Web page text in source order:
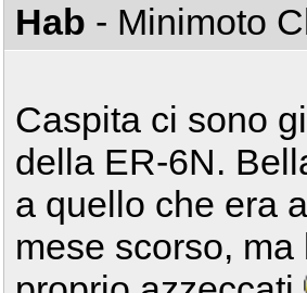
Hab - Minimoto
Caspita ci sono
della ER-6N.
a quello che era
mese scorso,